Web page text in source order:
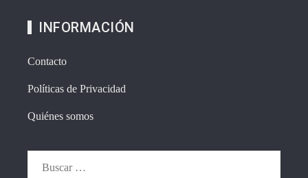
INFORMACIÓN
Contacto
Políticas de Privacidad
Quiénes somos